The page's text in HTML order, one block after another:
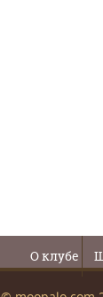
О клубе